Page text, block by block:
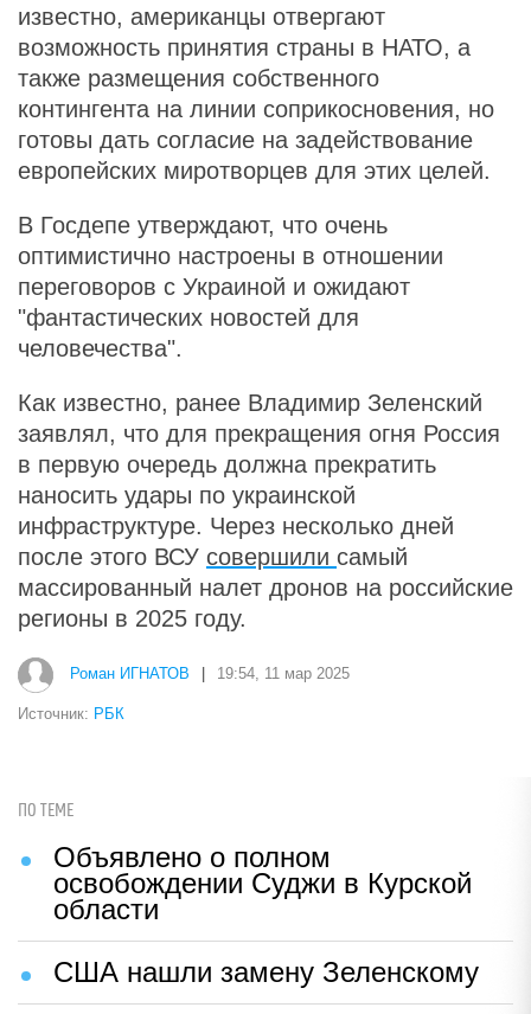
известно, американцы отвергают
возможность принятия страны в НАТО, а
также размещения собственного
контингента на линии соприкосновения, но
готовы дать согласие на задействование
европейских миротворцев для этих целей.
В Госдепе утверждают, что очень
оптимистично настроены в отношении
переговоров с Украиной и ожидают
"фантастических новостей для
человечества".
Как известно, ранее Владимир Зеленский
заявлял, что для прекращения огня Россия
в первую очередь должна прекратить
наносить удары по украинской
инфраструктуре. Через несколько дней
после этого ВСУ совершили самый
массированный налет дронов на российские
регионы в 2025 году.
Роман ИГНАТОВ 19:54, 11 мар 2025
Источник: РБК
ПО ТЕМЕ
Объявлено о полном
освобождении Суджи в Курской
области
США нашли замену Зеленскому